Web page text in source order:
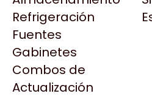
Refrigeración
Fuentes
Gabinetes
Combos de
Actualización
Adata
AeroCool
Antec
Arkham
Asrock
HP 670 AMARILLO P/
3525/4615/4625,/